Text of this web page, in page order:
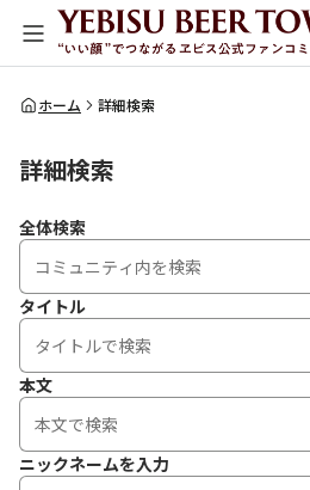
全体検索
ホーム 詳細検索
詳細検索
全体検索
タイトル
本文
ニックネームを入力